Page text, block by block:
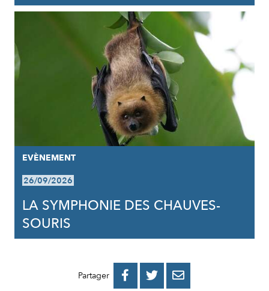
EVÈNEMENT
26/09/2026
LA SYMPHONIE DES CHAUVES-
SOURIS
Partager 
PARTAGER
PARTAGER
PARTAGER